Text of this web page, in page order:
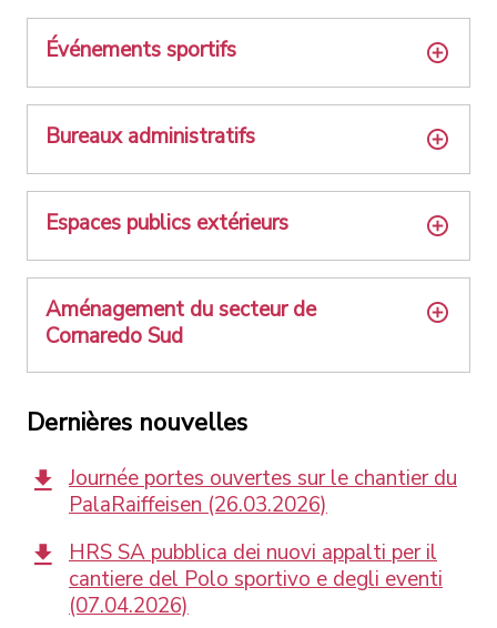
Événements sportifs
Bureaux administratifs
Espaces publics extérieurs
Aménagement du secteur de
Cornaredo Sud
Dernières nouvelles
Journée portes ouvertes sur le chantier du
PalaRaiffeisen (26.03.2026)
HRS SA pubblica dei nuovi appalti per il
cantiere del Polo sportivo e degli eventi
(07.04.2026)